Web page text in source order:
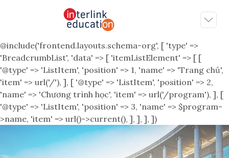
@include('frontend.layouts.schema-org', [ 'type' =>
'BreadcrumbList', 'data' => [ 'itemListElement' => [ [
'@type' => 'ListItem', 'position' => 1, 'name' => 'Trang chủ',
'item' => url('/'), ], [ '@type' => 'ListItem', 'position' => 2,
'name' => 'Chương trình học', 'item' => url('/program'), ], [
'@type' => 'ListItem', 'position' => 3, 'name' => $program-
>name, 'item' => url()->current(), ], ], ], ])